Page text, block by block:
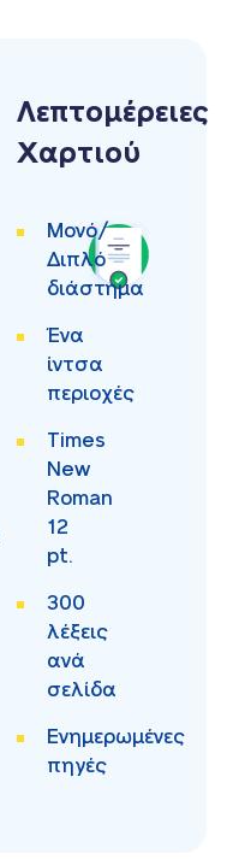
Λεπτομέρειες
Χαρτιού
Μονό/
Διπλό
διάστημα
Ένα
ίντσα
περιοχές
Times
New
Roman
12
pt.
300
λέξεις
ανά
σελίδα
Ενημερωμένες
πηγές